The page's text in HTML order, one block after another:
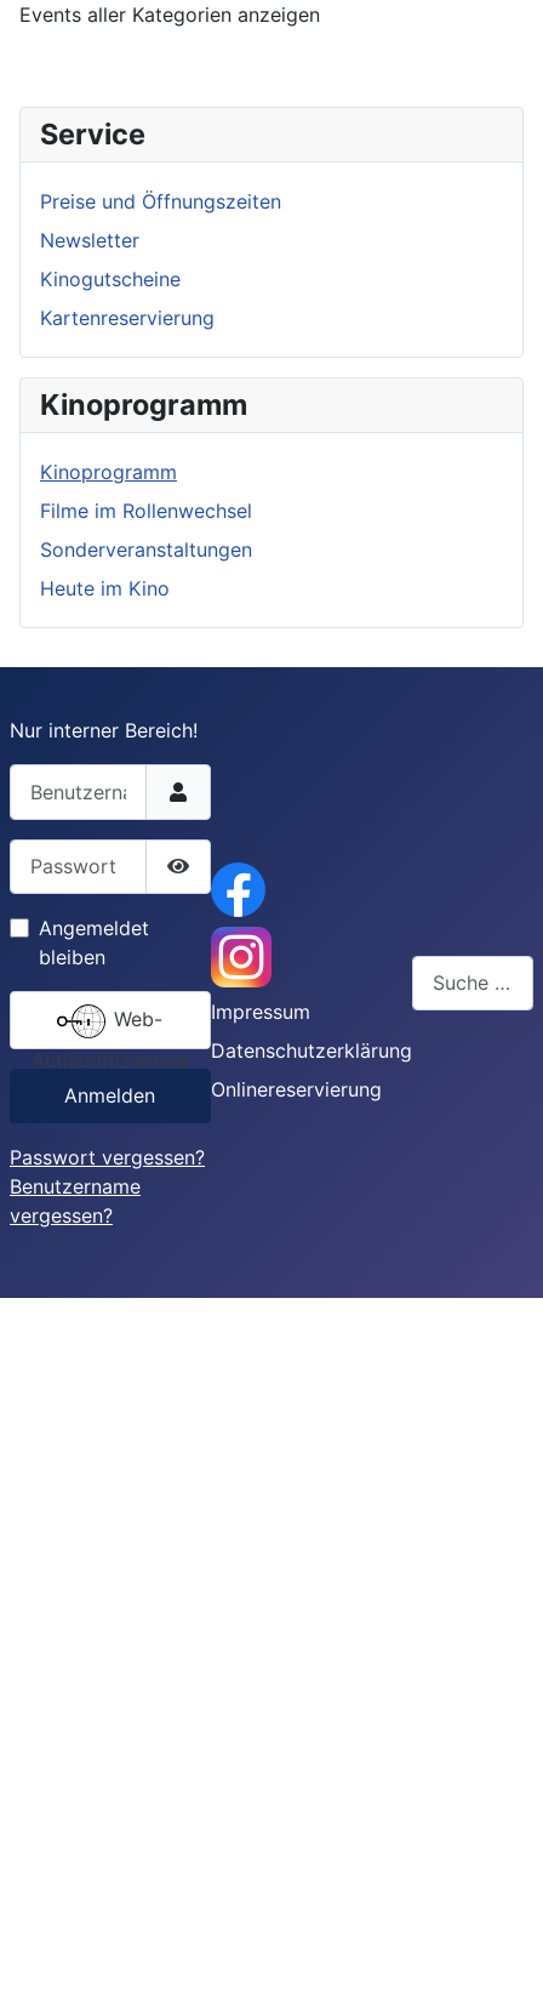
Events aller Kategorien anzeigen
Service
Preise und Öffnungszeiten
Newsletter
Kinogutscheine
Kartenreservierung
Kinoprogramm
Kinoprogramm
Filme im Rollenwechsel
Sonderveranstaltungen
Heute im Kino
Nur interner Bereich!
Passwort
Passwort anzeigen
Angemeldet
bleiben
Web-
Authentifizierung
Anmelden
Passwort vergessen?
Benutzername
vergessen?
Impressum
Datenschutzerklärung
Onlinereservierung
Suchen